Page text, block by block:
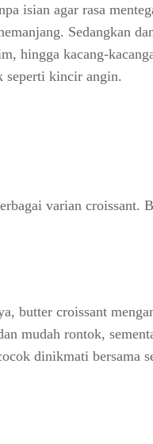
isian agar rasa
Sedangkan
hingga kacang-
seperti kincir angin.
varian croissant.
butter croissant
mudah rontok,
dinikmati bersama